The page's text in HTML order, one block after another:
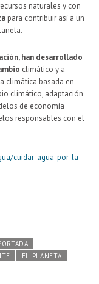
naturales y con
para contribuir así a un
han desarrollado
climático y a
climática basada en
climático, adaptación
de economía
responsables con el
cuidar-agua-por-la-
EL PLANETA